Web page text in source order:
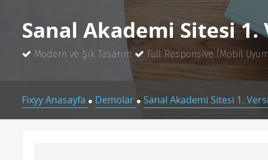
Sanal Akademi Sitesi
Modern ve Şık Tasarım Full Responsive (Mobil
Fixyy Anasayfa ● Demolar ● Sanal Akademi Sitesi 1.